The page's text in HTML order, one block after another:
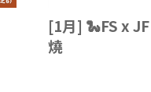
[1月] 🐍FS x
燒